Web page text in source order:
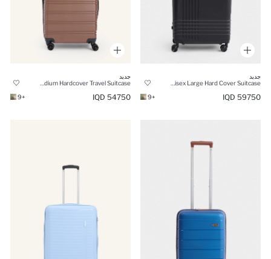
جديد
59750 IQD
+9
جديد
54750 IQD
+9